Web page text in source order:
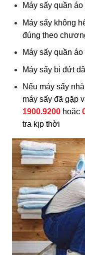
Máy sấy quần
Máy sấy không
đúng theo
Máy sấy quần
Máy sấy bị đứt
Nếu máy sấy
máy sấy đã gặp
1900.9200hoặc
tra kịp thời